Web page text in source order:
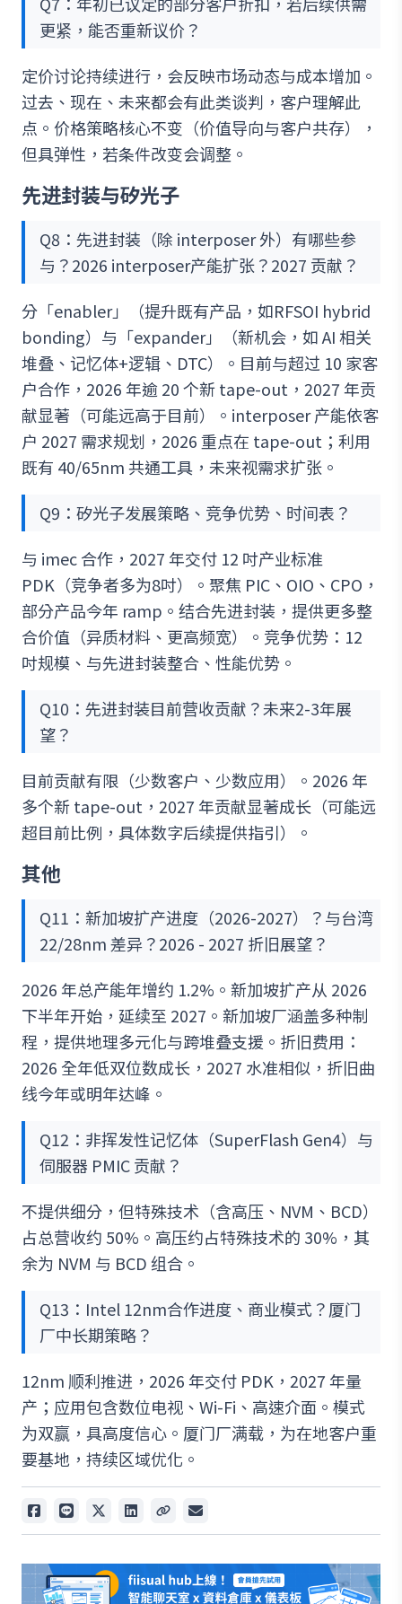
更紧，能否重新议价？
定价讨论持续进行，会反映市场动态与成本增加。
过去、现在、未来都会有此类谈判，客户理解此
点。价格策略核心不变（价值导向与客户共存），
但具弹性，若条件改变会调整。
先进封装与矽光子
Q8：先进封装（除 interposer 外）有哪些参
与？2026 interposer产能扩张？2027 贡献？
分「enabler」（提升既有产品，如RFSOI hybrid
bonding）与「expander」（新机会，如 AI 相关
堆叠、记忆体+逻辑、DTC）。目前与超过 10 家客
户合作，2026 年逾 20 个新 tape-out，2027 年贡
献显著（可能远高于目前）。interposer 产能依客
户 2027 需求规划，2026 重点在 tape-out；利用
既有 40/65nm 共通工具，未来视需求扩张。
Q9：矽光子发展策略、竞争优势、时间表？
与 imec 合作，2027 年交付 12 吋产业标准
PDK（竞争者多为8吋）。聚焦 PIC、OIO、CPO，
部分产品今年 ramp。结合先进封装，提供更多整
合价值（异质材料、更高频宽）。竞争优势：12
吋规模、与先进封装整合、性能优势。
Q10：先进封装目前营收贡献？未来2-3年展
望？
目前贡献有限（少数客户、少数应用）。2026 年
多个新 tape-out，2027 年贡献显著成长（可能远
超目前比例，具体数字后续提供指引）。
其他
Q11：新加坡扩产进度（2026-2027）？与台湾
22/28nm 差异？2026 - 2027 折旧展望？
2026 年总产能年增约 1.2%。新加坡扩产从 2026
下半年开始，延续至 2027。新加坡厂涵盖多种制
程，提供地理多元化与跨堆叠支援。折旧费用：
2026 全年低双位数成长，2027 水准相似，折旧曲
线今年或明年达峰。
Q12：非挥发性记忆体（SuperFlash Gen4）与
伺服器 PMIC 贡献？
不提供细分，但特殊技术（含高压、NVM、BCD）
占总营收约 50%。高压约占特殊技术的 30%，其
余为 NVM 与 BCD 组合。
Q13：Intel 12nm合作进度、商业模式？厦门
厂中长期策略？
12nm 顺利推进，2026 年交付 PDK，2027 年量
产；应用包含数位电视、Wi-Fi、高速介面。模式
为双赢，具高度信心。厦门厂满载，为在地客户重
要基地，持续区域优化。